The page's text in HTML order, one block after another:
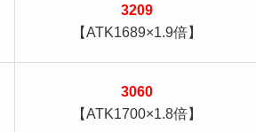
3209
【ATK1689×1.9倍】
3060
【ATK1700×1.8倍】